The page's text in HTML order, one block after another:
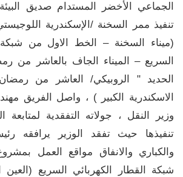
الجماعي الأخضر المستدام صديق البيئة
تنفيذ ممر السخنة /الإسكندرية
(ميناء السخنة – الخط الاول من شبكة
السريع – الميناء الجاف بالعاشر من
الحديد " الروبيكي/ العاشر من
الاسكندرية الكبير ) ، واصل الفريق
وزير النقل ، جولاته التفقدية لمتابعة
تنفيذها حيث تفقد الوزير يرافقه
والكباري والانفاق مواقع العمل
شبكة القطار الكهربائي السريع (العين